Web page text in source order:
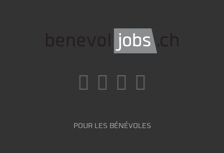
POUR LES BÉNÉVOLES